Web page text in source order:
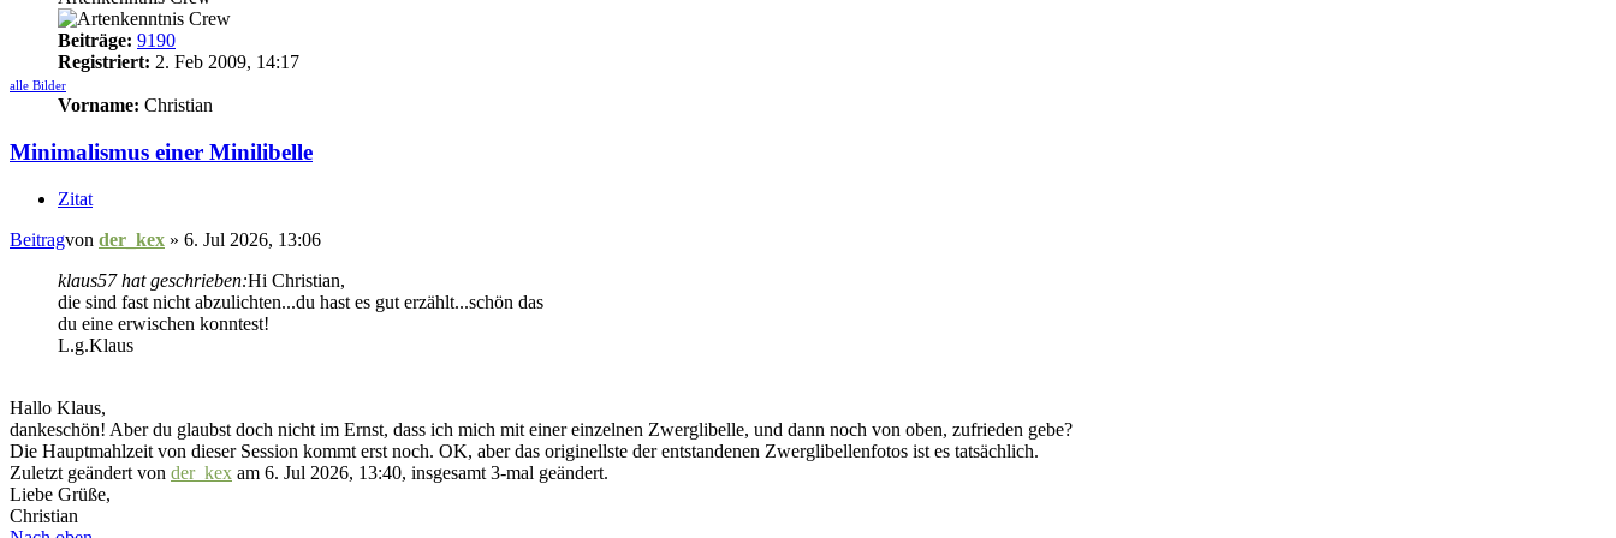
Beiträge: 9190
Registriert: 2. Feb 2009, 14:17
alle Bilder
Vorname: Christian
Minimalismus einer Minilibelle
Zitat
Beitragvon der_kex » 6. Jul 2026, 13:06
klaus57 hat geschrieben:Hi Christian,
die sind fast nicht abzulichten...du hast es gut erzählt...schön das
du eine erwischen konntest!
L.g.Klaus
Hallo Klaus,
dankeschön! Aber du glaubst doch nicht im Ernst, dass ich mich mit einer einzelnen Zwerglibelle, und dann noch von oben, zufrieden gebe?
Die Hauptmahlzeit von dieser Session kommt erst noch. OK, aber das originellste der entstandenen Zwerglibellenfotos ist es tatsächlich.
Zuletzt geändert von der_kex am 6. Jul 2026, 13:40, insgesamt 3-mal geändert.
Liebe Grüße,
Christian